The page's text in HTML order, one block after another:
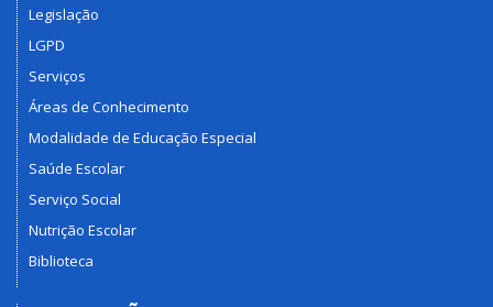
Legislação
LGPD
Serviços
Áreas de Conhecimento
Modalidade de Educação Especial
Saúde Escolar
Serviço Social
Nutrição Escolar
Biblioteca